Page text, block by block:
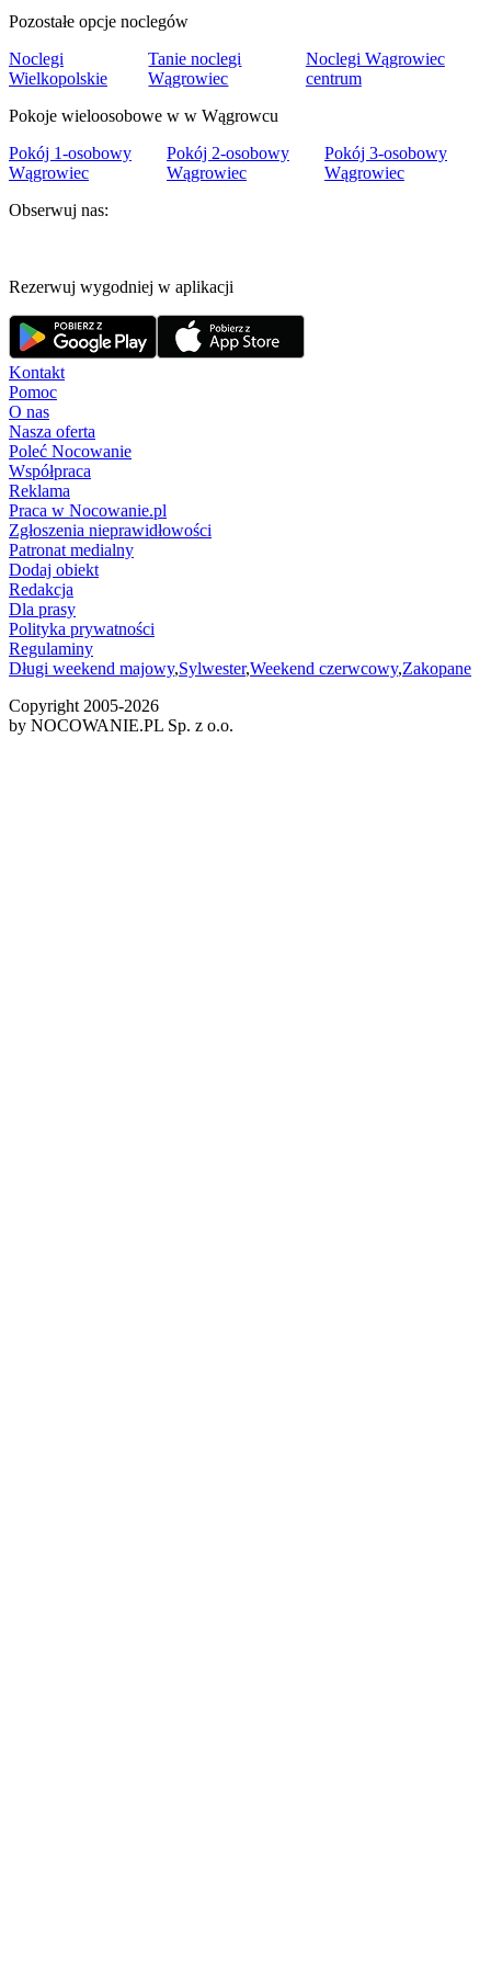
Pozostałe opcje noclegów
Noclegi
Wielkopolskie
Tanie noclegi
Wągrowiec
Noclegi Wągrowiec
centrum
Pokoje wieloosobowe w w Wągrowcu
Pokój 1-osobowy
Wągrowiec
Pokój 2-osobowy
Wągrowiec
Pokój 3-osobowy
Wągrowiec
Obserwuj nas:
Rezerwuj wygodniej w aplikacji
Kontakt
Pomoc
O nas
Nasza oferta
Poleć Nocowanie
Współpraca
Reklama
Praca w Nocowanie.pl
Zgłoszenia nieprawidłowości
Patronat medialny
Dodaj obiekt
Redakcja
Dla prasy
Polityka prywatności
Regulaminy
Długi weekend majowy,Sylwester,Weekend czerwcowy,Zakopane
Copyright 2005-2026
by NOCOWANIE.PL Sp. z o.o.